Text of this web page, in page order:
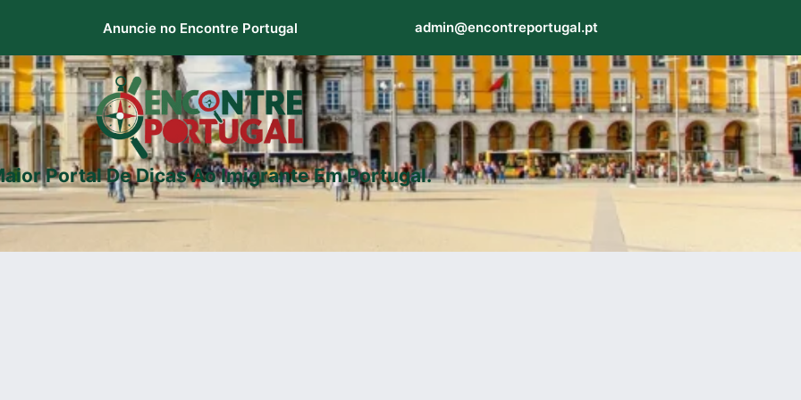
Anuncie no Encontre Portugal admin@encontreportugal.pt
Portal De Dicas Ao Imigrante Em Portugal.